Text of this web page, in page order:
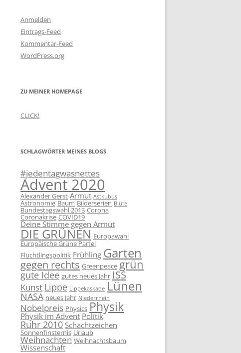
Anmelden
Eintrags-Feed
Kommentar-Feed
WordPress.org
ZU MEINER HOMEPAGE
CLICK!
SCHLAGWÖRTER MEINES BLOGS
#jedentagwasnettes
Advent 2020
Alexander Gerst Armut Astkubus
Astronomie Baum Bilderserien Blüte
Bundestagswahl 2013 Corona
Coronakrise COVID19
Deine Stimme gegen Armut
DIE GRÜNEN Europawahl
Europäische Grüne Partei
Flüchtlingspolitik Frühling Garten
gegen rechts Greenpeace grün
gute Idee gutes neues Jahr ISS
Kunst Lippe Lippekaskade Lünen
NASA neues Jahr Niederrhein
Nobelpreis Physics Physik
Physik im Advent Politik
Ruhr 2010 Schachtzeichen
Sonnenfinsternis Urlaub
Weihnachten Weihnachtsbaum
Wissenschaft